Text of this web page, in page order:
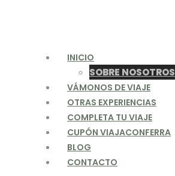
INICIO
SOBRE NOSOTROS
VÁMONOS DE VIAJE
OTRAS EXPERIENCIAS
COMPLETA TU VIAJE
CUPÓN VIAJACONFERRA
BLOG
CONTACTO